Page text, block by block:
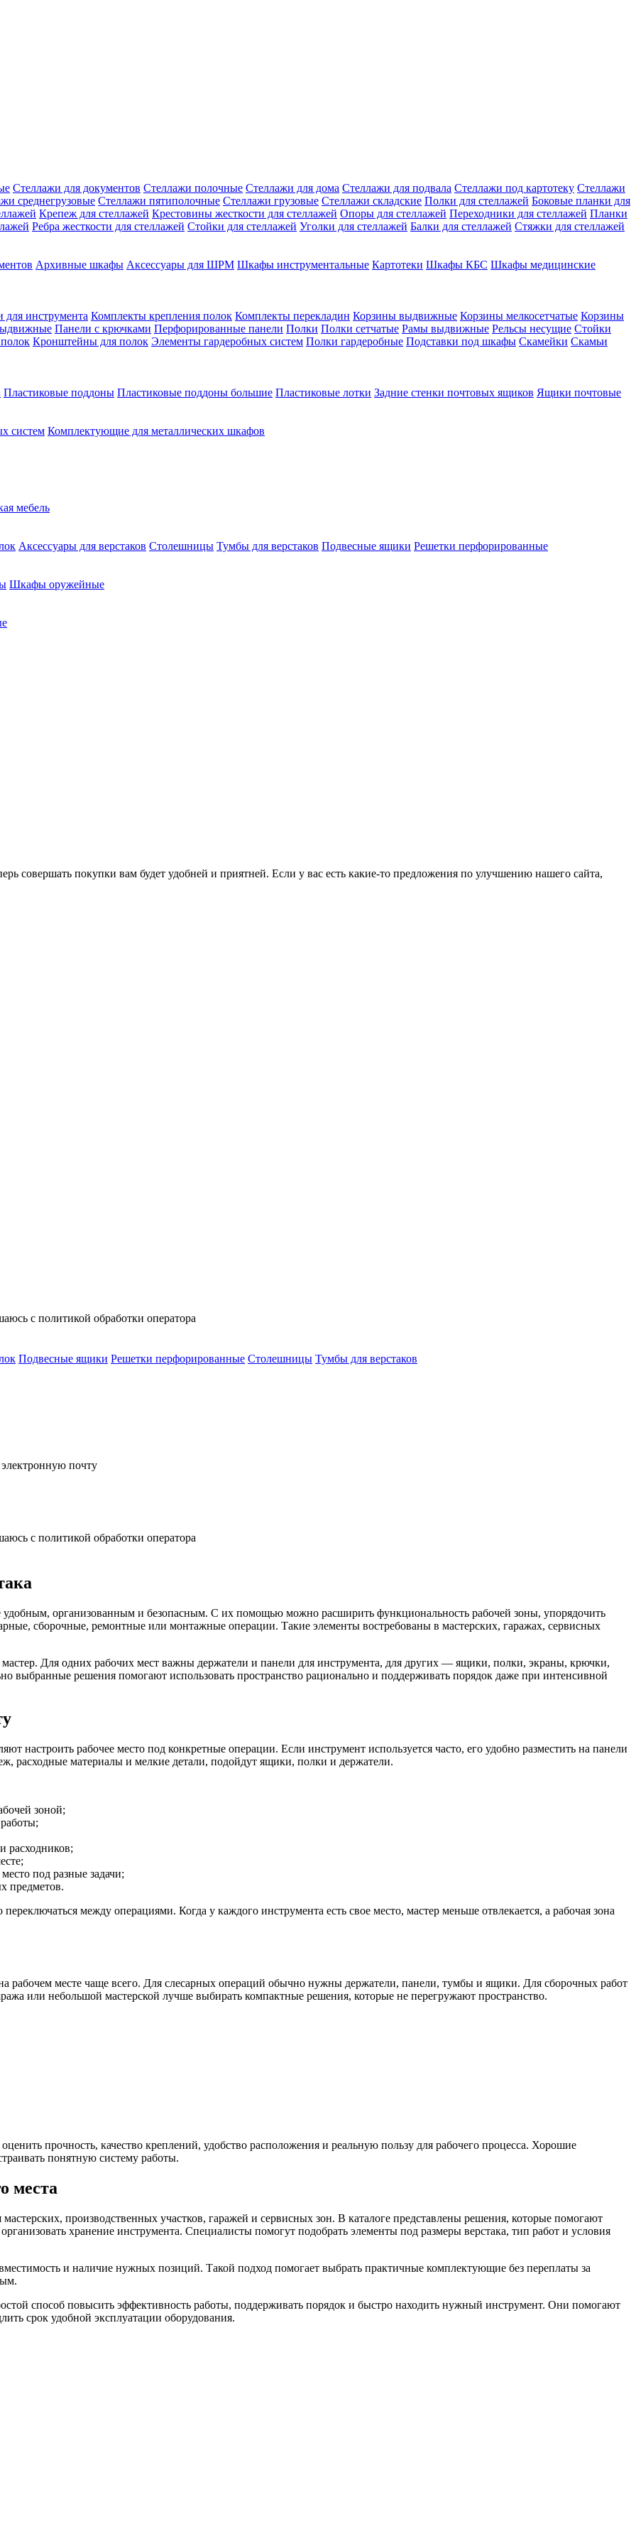
Стеллажи для документов Стеллажи полочные Стеллажи для дома Стеллажи для подвала Стеллажи под картотеку Стеллажи
среднегрузовые Стеллажи пятиполочные Стеллажи грузовые Стеллажи складские Полки для стеллажей Боковые планки для
Крепеж для стеллажей Крестовины жесткости для стеллажей Опоры для стеллажей Переходники для стеллажей Планки
Ребра жесткости для стеллажей Стойки для стеллажей Уголки для стеллажей Балки для стеллажей Стяжки для стеллажей
Архивные шкафы Аксессуары для ШРМ Шкафы инструментальные Картотеки Шкафы КБС Шкафы медицинские
для инструмента Комплекты крепления полок Комплекты перекладин Корзины выдвижные Корзины мелкосетчатые Корзины
Панели с крючками Перфорированные панели Полки Полки сетчатые Рамы выдвижные Рельсы несущие Стойки
Кронштейны для полок Элементы гардеробных систем Полки гардеробные Подставки под шкафы Скамейки Скамьи
Пластиковые поддоны Пластиковые поддоны большие Пластиковые лотки Задние стенки почтовых ящиков Ящики почтовые
систем Комплектующие для металлических шкафов
мебель
Аксессуары для верстаков Столешницы Тумбы для верстаков Подвесные ящики Решетки перфорированные
Шкафы оружейные
совершать покупки вам будет удобней и приятней. Если у вас есть какие-то предложения по улучшению нашего сайта,
с политикой обработки оператора
Подвесные ящики Решетки перфорированные Столешницы Тумбы для верстаков
почту
с политикой обработки оператора
удобным, организованным и безопасным. С их помощью можно расширить функциональность рабочей зоны, упорядочить
сборочные, ремонтные или монтажные операции. Такие элементы востребованы в мастерских, гаражах, сервисных
Для одних рабочих мест важны держатели и панели для инструмента, для других — ящики, полки, экраны, крючки,
выбранные решения помогают использовать пространство рационально и поддерживать порядок даже при интенсивной
настроить рабочее место под конкретные операции. Если инструмент используется часто, его удобно разместить на панели
расходные материалы и мелкие детали, подойдут ящики, полки и держатели.
зоной;
расходников;
под разные задачи;
предметов.
между операциями. Когда у каждого инструмента есть свое место, мастер меньше отвлекается, а рабочая зона
рабочем месте чаще всего. Для слесарных операций обычно нужны держатели, панели, тумбы и ящики. Для сборочных работ
или небольшой мастерской лучше выбирать компактные решения, которые не перегружают пространство.
прочность, качество креплений, удобство расположения и реальную пользу для рабочего процесса. Хорошие
понятную систему работы.
места
производственных участков, гаражей и сервисных зон. В каталоге представлены решения, которые помогают
хранение инструмента. Специалисты помогут подобрать элементы под размеры верстака, тип работ и условия
и наличие нужных позиций. Такой подход помогает выбрать практичные комплектующие без переплаты за
способ повысить эффективность работы, поддерживать порядок и быстро находить нужный инструмент. Они помогают
срок удобной эксплуатации оборудования.